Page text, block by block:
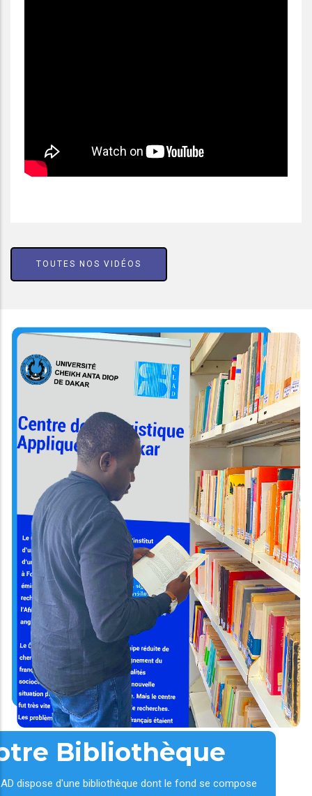
TOUTES NOS VIDÉOS
Bibliothèque
dispose d'une bibliothèque dont le fond se compose